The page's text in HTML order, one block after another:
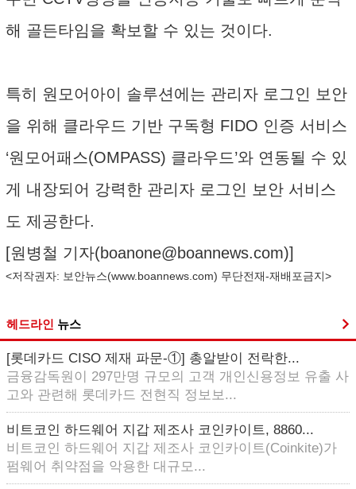
해 골든타임을 확보할 수 있는 것이다.
특히 원모어아이 솔루션에는 관리자 로그인 보안
을 위해 클라우드 기반 구독형 FIDO 인증 서비스
‘원모어패스(OMPASS) 클라우드’와 연동될 수 있
게 내장되어 강력한 관리자 로그인 보안 서비스
도 제공한다.
[원병철 기자(boanone@boannews.com)]
<저작권자: 보안뉴스(www.boannews.com) 무단전재-재배포금지>
헤드라인 뉴스
[롯데카드 CISO 제재 파문-①] 총알받이 전락한...
금융감독원이 297만명 규모의 고객 개인신용정보 유출 사
고와 관련해 롯데카드 전현직 정보보...
비트코인 하드웨어 지갑 제조사 코인카이트, 8860...
비트코인 하드웨어 지갑 제조사 코인카이트(Coinkite)가
펌웨어 취약점을 악용한 대규모...